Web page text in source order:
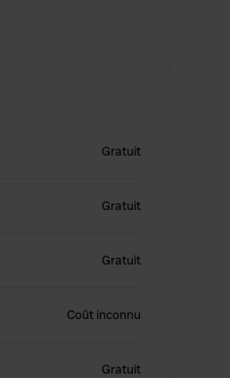
Gratuit
Gratuit
Gratuit
Coût inconnu
Gratuit